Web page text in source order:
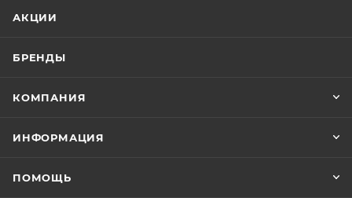
АКЦИИ
БРЕНДЫ
КОМПАНИЯ
ИНФОРМАЦИЯ
ПОМОЩЬ